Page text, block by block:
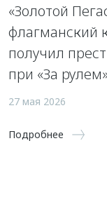
«Золотой
флагманский
получил
при «За
27 мая 2026
Подробнее